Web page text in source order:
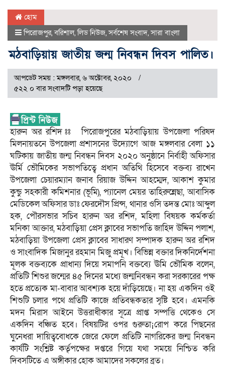
হোম
পিরোজপুর,বরিশাল,লিড নিউজ,সর্বশেষ সংবাদ,সারা বাংলা
মঠবাড়িয়ায় জাতীয় জন্ম নিবন্ধন দিবস পালিত।
আপডেট সময় : মঙ্গলবার, ৬ অক্টোবর, ২০২০
৫২২ ০ বার সংবাদটি পড়া হয়েছে
হারুন অর রশিদ ঃঃ পিরোজপুরের মঠবাড়িয়ায় উপজেলা পরিষদ
মিলনায়তনে উপজেলা প্রশাসনের উদ্যোগে আজ মঙ্গলবার বেলা ১১
ঘটিকায় জাতীয় জন্ম নিবন্ধন দিবস ২০২০ অনুষ্ঠানে নির্বাহী অফিসার
ঊর্মি ভৌমিকের সভাপতিত্বে প্রধান অতিথি হিসেবে বক্তব্য রাখেন
উপজেলা চেয়ারম্যান জনাব রিয়াজ উদ্দিন আহম্মেদ, আকাশ কুমার
কুন্ডু সহকারী কমিশনার (ভূমি), প্যানেল মেয়র তাহিরুন্নেছা, আবাসিক
মেডিকেল অফিসার ডাঃ ফেরদৌস প্রিন্স, থানার ওসি তদন্ত মোঃ আব্দুল
হক, পৌরসভার সচিব হারুন অর রশিদ, মহিলা বিষয়ক কর্মকর্তা
মনিকা আক্তার, মঠবাড়িয়া প্রেস ক্লাবের সভাপতি জাহিদ উদ্দিন পলাশ,
মঠবাড়িয়া উপজেলা প্রেস ক্লাবের সাধারণ সম্পাদক হারুন অর রশিদ
ও সাংবাদিক মিজানুর রহমান মিজু প্রমূখ। বিভিন্ন বক্তার দিকনির্দেশনা
মূলক বক্তব্যকে প্রাধান্য দিয়ে সমাপনি বক্তব্যে ঊমি ভৌমিক বলেন,
প্রতিটি শিশুর জন্মের ৪৫ দিনের মধ্যে জন্মনিবন্ধন করা সরকারের পক্ষ
হতে প্রত্যেক মা-বাবার আবশ্যক হয়ে দাঁড়িয়েছে। না হয় একদিন ওই
শিশুটি চলার পথে প্রতিটি কাজে প্রতিবন্ধকতার সৃষ্টি হবে। এমনকি
মদন মিরাস আইনে উত্তরাধীকার সূত্রে প্রাপ্ত সম্পত্তি থেকেও সে
একদিন বঞ্চিত হবে। বিষয়টির ওপর গুরুতা¡রোপ করে পিছনের
ঘুনেধরা দায়িত্ববোধকে জেরে ফেলে প্রতিটি নাগরিকের জন্ম নিবন্ধন
কার্যটি সংশ্লিষ্ট কর্তৃপক্ষের দপ্তরে গিয়ে যথা সময়ে নিশ্চিত করি
দিবসটিতে এ অঙ্গীকার হোক আমাদের সকলের ব্রত।